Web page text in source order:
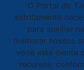
O Portal do
estritamente
para auxiliar
melhorar nossos
você está ciente
recursos,